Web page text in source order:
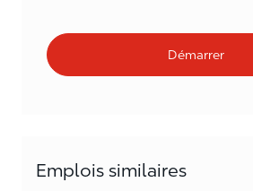
Démarrer
Emplois similaires